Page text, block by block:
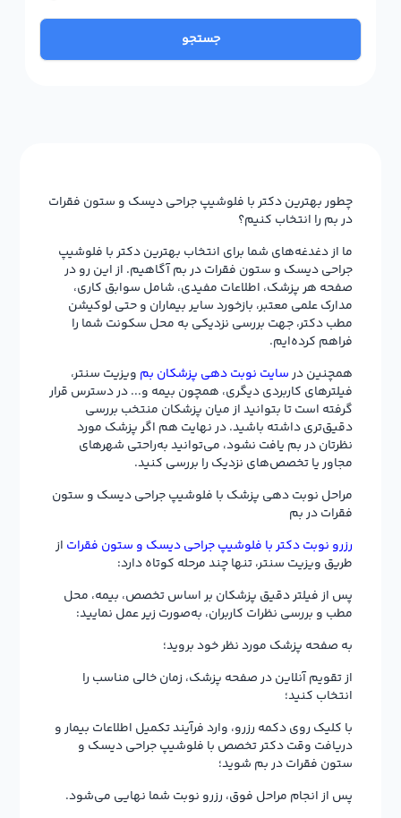
جستجو
چطور بهترین دکتر با فلوشیپ جراحی دیسک و ستون فقرات
در بم را انتخاب کنیم؟
ما از دغدغه‌های شما برای انتخاب بهترین دکتر با فلوشیپ
جراحی دیسک و ستون فقرات در بم آگاهیم. از این رو در
صفحه هر پزشک، اطلاعات مفیدی، شامل سوابق کاری،
مدارک علمی معتبر، بازخورد سایر بیماران و حتی لوکیشن
مطب دکتر، جهت بررسی نزدیکی به محل سکونت شما را
فراهم کرده‌ایم.
همچنین درسایت نوبت دهی پزشکان بم ویزیت سنتر،
فیلترهای کاربردی دیگری، همچون بیمه و... در دسترس قرار
گرفته است تا بتوانید از میان پزشکان منتخب بررسی
دقیق‌تری داشته باشید. در نهایت هم اگر پزشک مورد
نظرتان در بم یافت نشود، می‌توانید به‌راحتی شهرهای
مجاور یا تخصص‌های نزدیک را بررسی کنید.
مراحل نوبت دهی پزشک با فلوشیپ جراحی دیسک و ستون
فقرات در بم
رزرو نوبت دکتر با فلوشیپ جراحی دیسک و ستون فقرات از
طریق ویزیت سنتر، تنها چند مرحله کوتاه دارد:
پس از فیلتر دقیق پزشکان بر اساس تخصص، بیمه، محل
مطب و بررسی نظرات کاربران، به‌صورت زیر عمل نمایید:
به صفحه پزشک مورد نظر خود بروید؛
از تقویم آنلاین در صفحه پزشک، زمان خالی مناسب را
انتخاب کنید؛
با کلیک روی دکمه رزرو، وارد فرآیند تکمیل اطلاعات بیمار و
دریافت وقت دکتر تخصص با فلوشیپ جراحی دیسک و
ستون فقرات در بم شوید؛
پس از انجام مراحل فوق، رزرو نوبت شما نهایی می‌شود.